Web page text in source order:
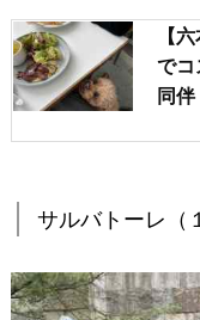
【
でコ
同伴
サルバトーレ（